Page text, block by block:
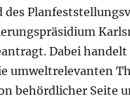
Dabei handelt
umweltrelevanten
behördlicher Seite